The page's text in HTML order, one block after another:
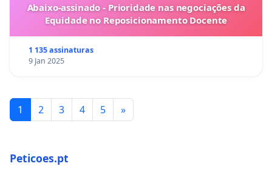
Abaixo-assinado - Prioridade nas negociações da
Equidade no Reposicionamento Docente
1 135 assinaturas
9 Jan 2025
1 2 3 4 5 »
Peticoes.pt